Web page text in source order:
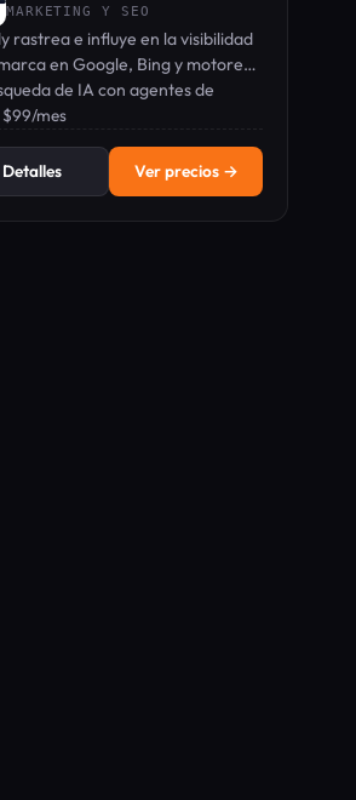
MARKETING Y SEO
rastrea e influye en la visibilidad
en Google, Bing y motores
de IA con agentes de
automatizados.
mes
Detalles Ver precios →